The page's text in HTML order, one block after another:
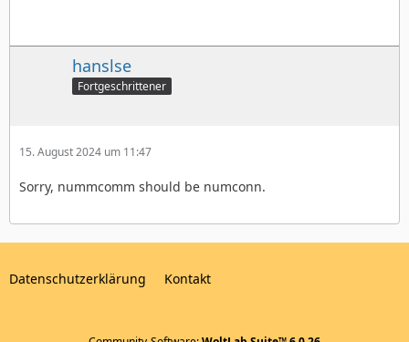
hanslse
Fortgeschrittener
15. August 2024 um 11:47
Sorry, nummcomm should be numconn.
Datenschutzerklärung Kontakt